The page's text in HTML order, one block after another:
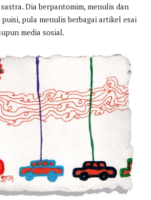
Dia berpantomim, menulis dan
pula menulis berbagai artikel esai
media sosial.